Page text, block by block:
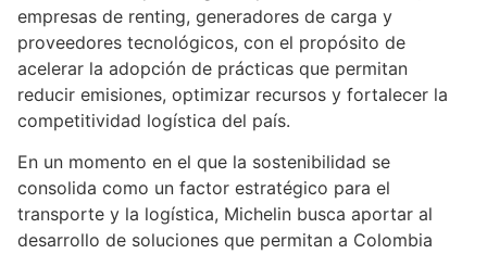
empresas de renting, generadores de carga y
proveedores tecnológicos, con el propósito de
acelerar la adopción de prácticas que permitan
reducir emisiones, optimizar recursos y fortalecer la
competitividad logística del país.
En un momento en el que la sostenibilidad se
consolida como un factor estratégico para el
transporte y la logística, Michelin busca aportar al
desarrollo de soluciones que permitan a Colombia